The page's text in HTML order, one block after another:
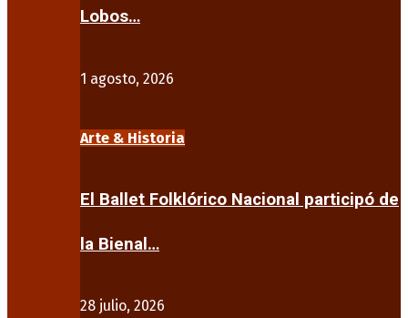
Lobos…
1 agosto, 2026
Arte & Historia
El Ballet Folklórico Nacional participó de
la Bienal…
28 julio, 2026